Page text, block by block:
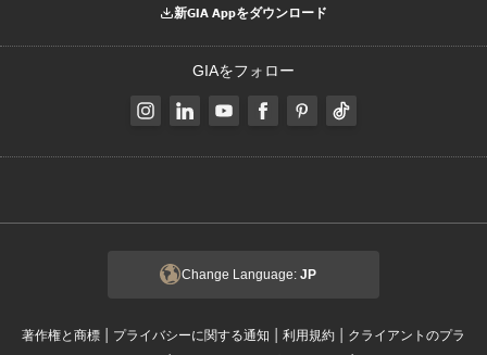
新GIA Appをダウンロード
GIAをフォロー
Change Language: JP
著作権と商標 | プライバシーに関する通知 | 利用規約 | クライアントのプラ